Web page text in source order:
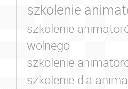
szkolenie
szkolenie
wolnego
szkolenie
szkolenie dla